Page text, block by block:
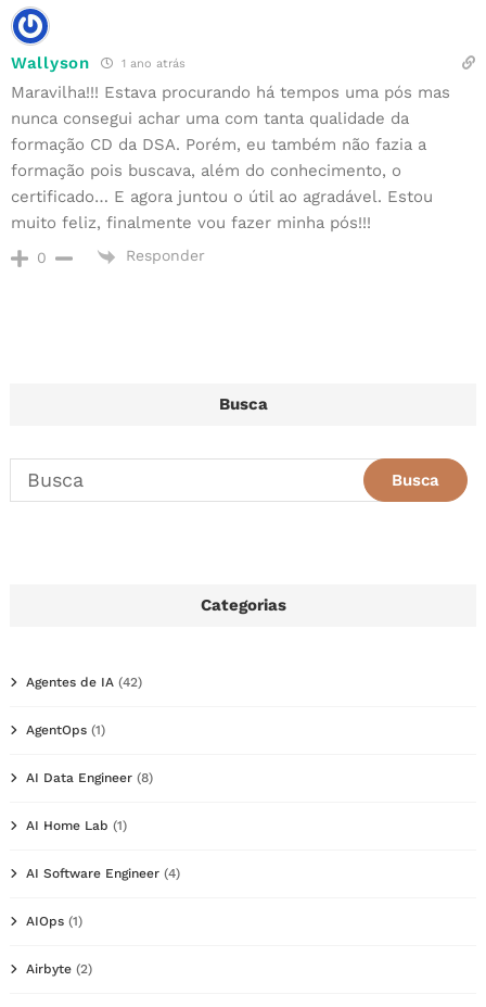
Wallyson 1 ano atrás
Maravilha!!! Estava procurando há tempos uma pós mas
nunca consegui achar uma com tanta qualidade da
formação CD da DSA. Porém, eu também não fazia a
formação pois buscava, além do conhecimento, o
certificado… E agora juntou o útil ao agradável. Estou
muito feliz, finalmente vou fazer minha pós!!!
0 Responder
Busca
Categorias
Agentes de IA (42)
AgentOps (1)
AI Data Engineer (8)
AI Home Lab (1)
AI Software Engineer (4)
AIOps (1)
Airbyte (2)